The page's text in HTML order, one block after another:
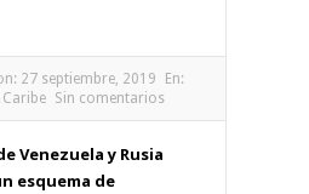
27 septiembre, 2019
En:
Sin comentarios
Venezuela y Rusia
esquema de